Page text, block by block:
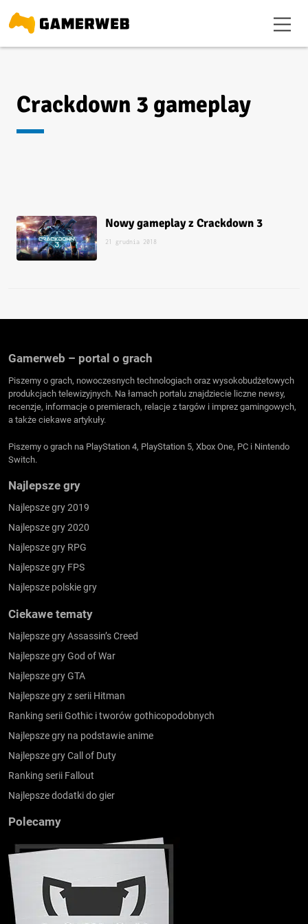
Crackdown 3 gameplay
Nowy gameplay z Crackdown 3
21 grudnia 2018
Gamerweb – portal o grach
Piszemy o grach, nowoczesnych technologiach oraz wysokobudżetowych
produkcjach telewizyjnych. Na łamach portalu znajdziecie liczne newsy,
recenzje, informacje o premierach, relacje z targów i imprez gamingowych,
a także ciekawe artykuły.
Piszemy o grach na PlayStation 4, PlayStation 5, Xbox One, PC i Nintendo
Switch.
Najlepsze gry
Najlepsze gry 2019
Najlepsze gry 2020
Najlepsze gry RPG
Najlepsze gry FPS
Najlepsze polskie gry
Ciekawe tematy
Najlepsze gry Assassin’s Creed
Najlepsze gry God of War
Najlepsze gry GTA
Najlepsze gry z serii Hitman
Ranking serii Gothic i tworów gothicopodobnych
Najlepsze gry na podstawie anime
Najlepsze gry Call of Duty
Ranking serii Fallout
Najlepsze dodatki do gier
Polecamy